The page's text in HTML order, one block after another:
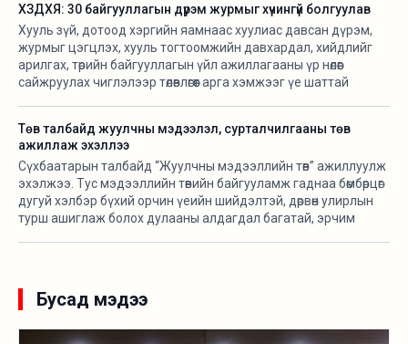
ХЗДХЯ: 30 байгууллагын дүрэм журмыг хүчингүй болгуулав
Хууль зүй, дотоод хэргийн яамнаас хуулиас давсан дүрэм,
журмыг цэгцлэх, хууль тогтоомжийн давхардал, хийдлийг
арилгах, төрийн байгууллагын үйл ажиллагааны үр нөлөөг
сайжруулах чиглэлээр төлөвлөгөөт арга хэмжээг үе шаттай
Төв талбайд жуулчны мэдээлэл, сурталчилгааны төв
ажиллаж эхэллээ
Сүхбаатарын талбайд “Жуулчны мэдээллийн төв” ажиллуулж
эхэлжээ. Тус мэдээллийн төвийн байгууламж гаднаа бөмбөрцөг
дугуй хэлбэр бүхий орчин үеийн шийдэлтэй, дөрвөн улирлын
турш ашиглаж болох дулааны алдагдал багатай, эрчим
байна.
Бусад мэдээ